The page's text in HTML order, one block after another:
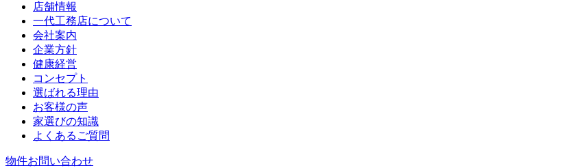
店舗情報
一代工務店について
会社案内
企業方針
健康経営
コンセプト
選ばれる理由
お客様の声
家選びの知識
よくあるご質問
物件お問い合わせ